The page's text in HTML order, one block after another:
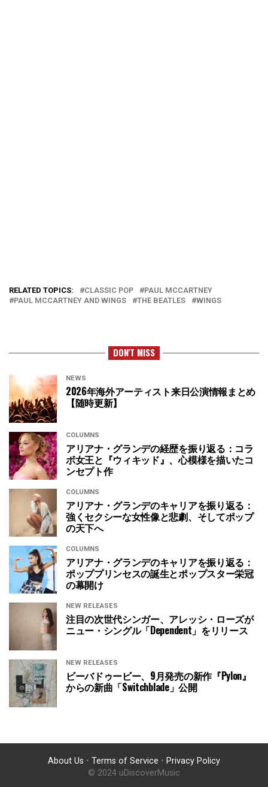
RELATED TOPICS: CLASSIC POP
PAUL MCCARTNEY
PAUL MCCARTNEY AND WINGS
THE BEATLES WINGS
DON'T MISS
NEWS
2026年海外アーティスト来日公演情報まとめ
【随時更新】
COLUMNS
アリアナ・グランデの経歴を振り返る：コラ
ボ女王と『ウィキッド』、心模様を描いたコ
ンセプト作
COLUMNS
アリアナ・グランデのキャリアを振り返る：
強くセクシーな女性像と悲劇、そしてポップ
の天下へ
COLUMNS
アリアナ・グランデのキャリアを振り返る：
ポッププリンセスの誕生とポップスター栄冠
の幕開け
NEW RELEASES
注目の次世代シンガー、アレッシ・ローズが
ニュー・シングル「Dependent」をリリース
NEW RELEASES
ビーバドゥービー、9月発売の新作『Pylon』
からの新曲「Switchblade」公開
About Us • Terms of Service • Privacy Policy
© 2024 uDiscoverMusic